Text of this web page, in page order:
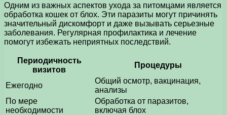
Одним из важных аспектов ухода за питомцами является
обработка кошек от блох. Эти паразиты могут причинять
значительный дискомфорт и даже вызывать серьезные
заболевания. Регулярная профилактика и лечение
помогут избежать неприятных последствий.
Периодичность
визитов
Процедуры
Ежегодно
Общий осмотр, вакцинация,
анализы
По мере
необходимости
Обработка от паразитов,
включая блох